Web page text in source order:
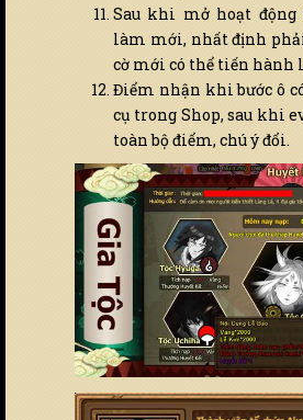
Sau khi mở hoạt
làm mới, nhất định
cờ mới có thể tiến hành
Điểm nhận khi bước ô
cụ trong Shop, sau khi
toàn bộ điểm, chú ý đổi.